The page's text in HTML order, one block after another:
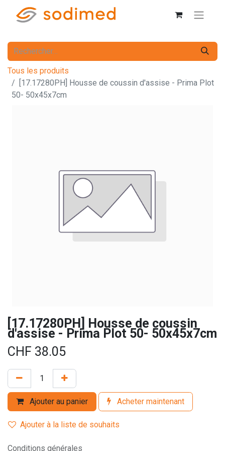
Tous les produits
[17.17280PH] Housse de coussin d'assise - Prima Plot
50- 50x45x7cm
[17.17280PH] Housse de coussin
d'assise - Prima Plot 50- 50x45x7cm
CHF 38.05
Ajouter au panier Acheter maintenant
Ajouter à la liste de souhaits
Conditions générales